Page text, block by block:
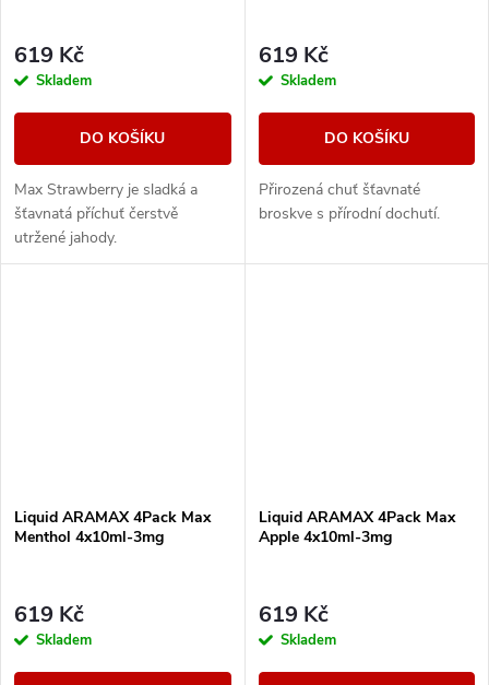
619 Kč
Skladem
DO KOŠÍKU
Max Strawberry je sladká a
šťavnatá příchuť čerstvě
utržené jahody.
619 Kč
Skladem
DO KOŠÍKU
Přirozená chuť šťavnaté
broskve s přírodní dochutí.
Liquid ARAMAX 4Pack Max
Menthol 4x10ml-3mg
619 Kč
Skladem
Liquid ARAMAX 4Pack Max
Apple 4x10ml-3mg
619 Kč
Skladem